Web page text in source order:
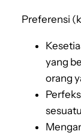
Preferensi
yang
orang
sesuatu